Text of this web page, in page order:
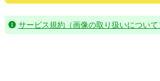
サービス規約（画像の取り扱いについて